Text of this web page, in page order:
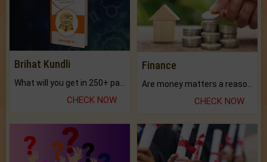
Brihat Kundli
CHECK NOW
Finance
CHECK NOW